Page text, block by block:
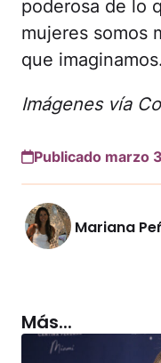
poderosa de lo
mujeres somos
que imaginamos.
Imágenes vía
Publicado marzo
Mariana
Más...